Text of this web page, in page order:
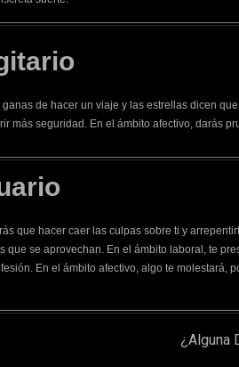
ganas de hacer un viaje y las estrellas dicen
más seguridad. En el ámbito afectivo, darás
que hacer caer las culpas sobre ti y
que se aprovechan. En el ámbito laboral, te
En el ámbito afectivo, algo te molestará,
¿Alguna